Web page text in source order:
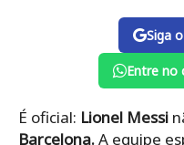
Siga
Entre no
É oficial: Lionel Messi
Barcelona.A equipe